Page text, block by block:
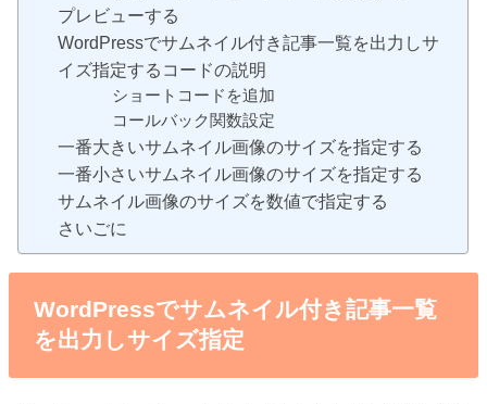
プレビューする
WordPressでサムネイル付き記事一覧を出力しサ
イズ指定するコードの説明
ショートコードを追加
コールバック関数設定
一番大きいサムネイル画像のサイズを指定する
一番小さいサムネイル画像のサイズを指定する
サムネイル画像のサイズを数値で指定する
さいごに
WordPressでサムネイル付き記事一覧
を出力しサイズ指定